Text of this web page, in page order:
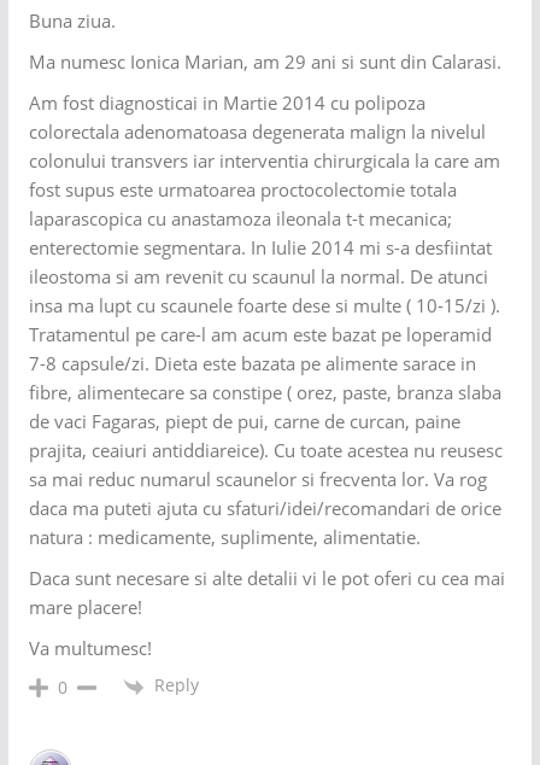
Buna ziua.
Ma numesc Ionica Marian, am 29 ani si sunt din Calarasi.
Am fost diagnosticai in Martie 2014 cu polipoza
colorectala adenomatoasa degenerata malign la nivelul
colonului transvers iar interventia chirurgicala la care am
fost supus este urmatoarea proctocolectomie totala
laparascopica cu anastamoza ileonala t-t mecanica;
enterectomie segmentara. In Iulie 2014 mi s-a desfiintat
ileostoma si am revenit cu scaunul la normal. De atunci
insa ma lupt cu scaunele foarte dese si multe ( 10-15/zi ).
Tratamentul pe care-l am acum este bazat pe loperamid
7-8 capsule/zi. Dieta este bazata pe alimente sarace in
fibre, alimentecare sa constipe ( orez, paste, branza slaba
de vaci Fagaras, piept de pui, carne de curcan, paine
prajita, ceaiuri antiddiareice). Cu toate acestea nu reusesc
sa mai reduc numarul scaunelor si frecventa lor. Va rog
daca ma puteti ajuta cu sfaturi/idei/recomandari de orice
natura : medicamente, suplimente, alimentatie.
Daca sunt necesare si alte detalii vi le pot oferi cu cea mai
mare placere!
Va multumesc!
0 Reply